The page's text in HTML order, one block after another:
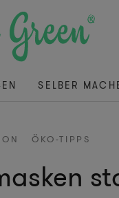
SELBER
ÖKO-TIPPS